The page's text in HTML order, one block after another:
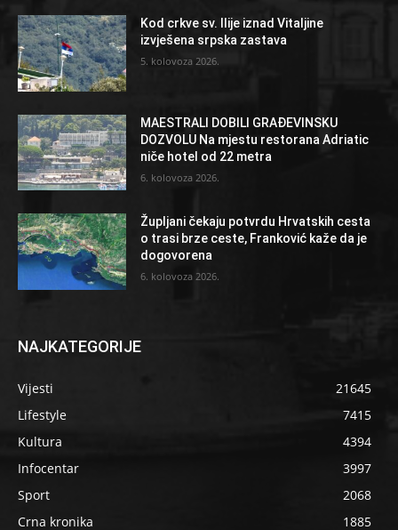
Kod crkve sv. Ilije iznad Vitaljine
izvješena srpska zastava
5. kolovoza 2026.
MAESTRALI DOBILI GRAĐEVINSKU
DOZVOLU Na mjestu restorana Adriatic
niče hotel od 22 metra
6. kolovoza 2026.
Župljani čekaju potvrdu Hrvatskih cesta
o trasi brze ceste, Franković kaže da je
dogovorena
6. kolovoza 2026.
NAJKATEGORIJE
Vijesti
21645
Lifestyle
7415
Kultura
4394
Infocentar
3997
Sport
2068
Crna kronika
1885